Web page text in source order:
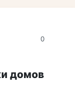
0
домов